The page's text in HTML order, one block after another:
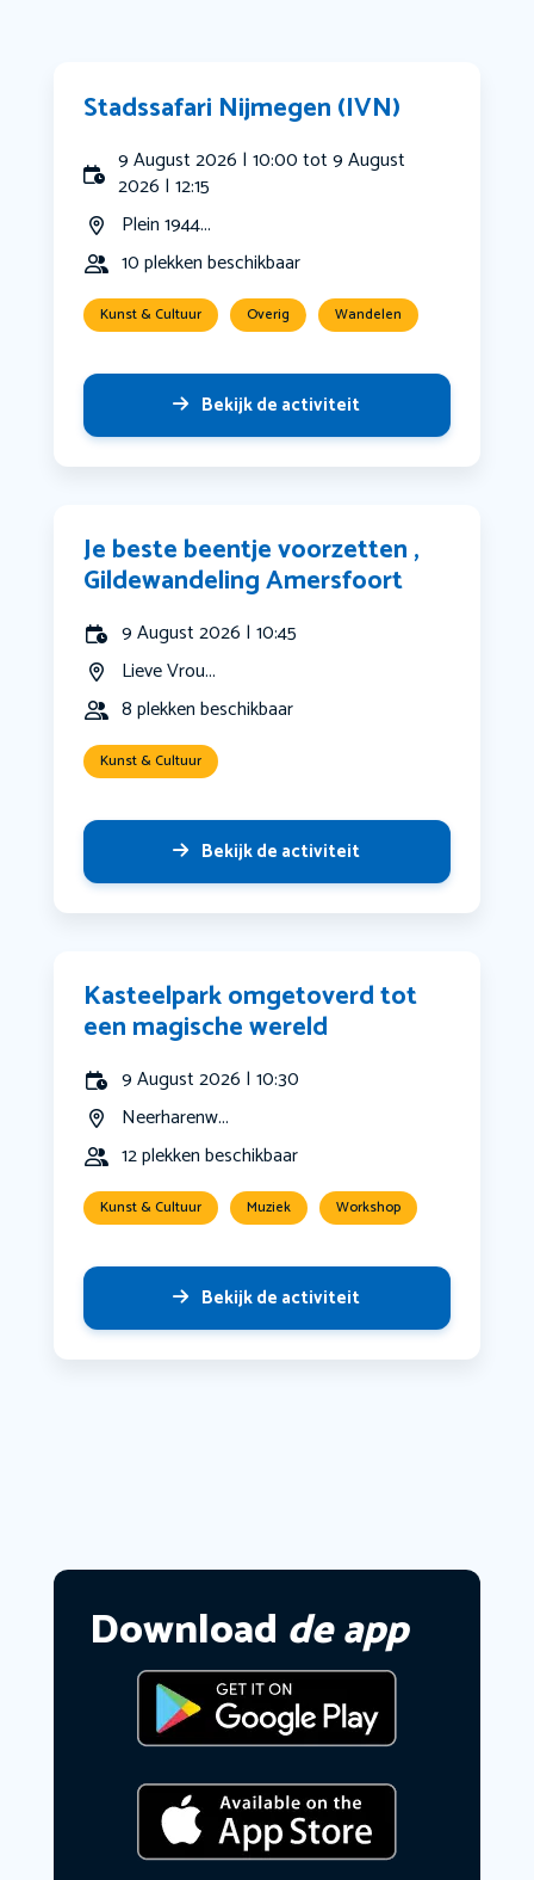
Stadssafari Nijmegen (IVN)
9 August 2026 | 10:00 tot 9 August
2026 | 12:15
Plein 1944...
10 plekken beschikbaar
Kunst & Cultuur Overig Wandelen
Bekijk de activiteit
Je beste beentje voorzetten ,
Gildewandeling Amersfoort
9 August 2026 | 10:45
Lieve Vrou...
8 plekken beschikbaar
Kunst & Cultuur
Bekijk de activiteit
Kasteelpark omgetoverd tot
een magische wereld
9 August 2026 | 10:30
Neerharenw...
12 plekken beschikbaar
Kunst & Cultuur Muziek Workshop
Bekijk de activiteit
Download de app